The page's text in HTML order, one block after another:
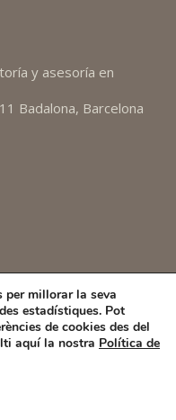
y asesoría en
Badalona, Barcelona
per millorar la seva
estadístiques. Pot
de cookies des del
aquí la nostra Política de